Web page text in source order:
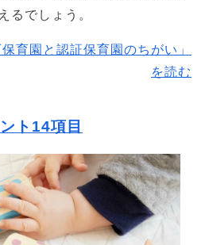
るでしょう。
育園と認証保育園のちがい」
を読む
ト14項目